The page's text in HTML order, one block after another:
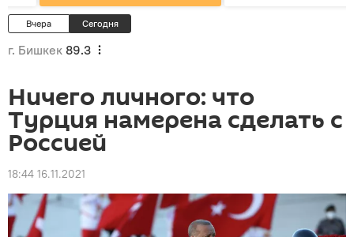
Вчера Сегодня
г. Бишкек 89.3
Ничего личного: что
Турция намерена сделать с
Россией
18:44 16.11.2021